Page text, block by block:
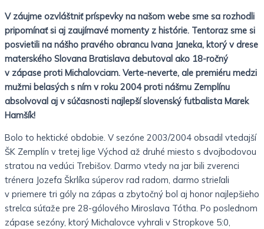
V záujme ozvláštniť príspevky na našom webe sme sa rozhodli
pripomínať si aj zaujímavé momenty z histórie. Tentoraz sme si
posvietili na nášho pravého obrancu Ivana Janeka, ktorý v drese
materského Slovana Bratislava debutoval ako 18-ročný
v zápase proti Michalovciam. Verte-neverte, ale premiéru medzi
mužmi belasých s ním v roku 2004 proti nášmu Zemplínu
absolvoval aj v súčasnosti najlepší slovenský futbalista Marek
Hamšík!
Bolo to hektické obdobie. V sezóne 2003/2004 obsadil vtedajší
ŠK Zemplín v tretej lige Východ až druhé miesto s dvojbodovou
stratou na vedúci Trebišov. Darmo vtedy na jar bili zverenci
trénera Jozefa Škrlíka súperov rad radom, darmo strieľali
v priemere tri góly na zápas a zbytočný bol aj honor najlepšieho
strelca súťaže pre 28-gólového Miroslava Tótha. Po poslednom
zápase sezóny, ktorý Michalovce vyhrali v Stropkove 5:0,